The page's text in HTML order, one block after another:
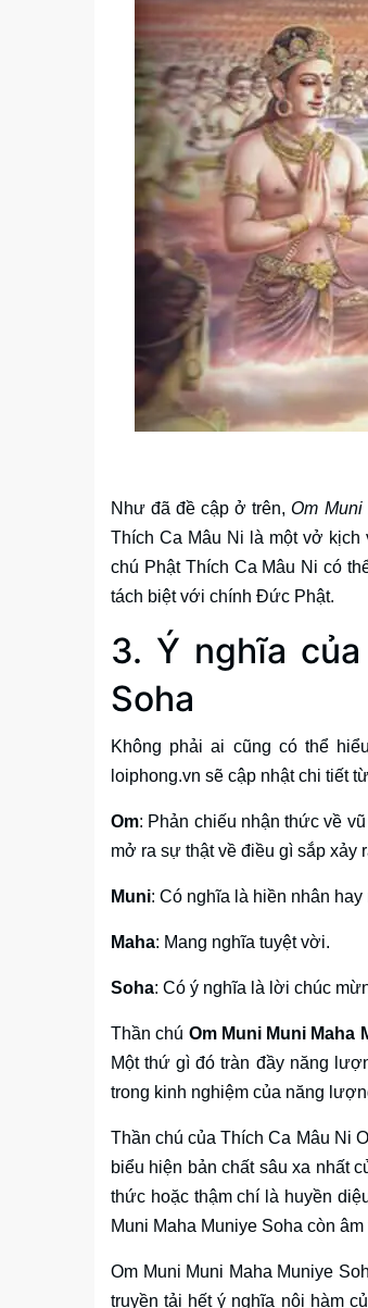
Như đã đề cập ở trên,Om Muni
Thích Ca Mâu Ni là một vở kịch
chú Phật Thích Ca Mâu Ni có
tách biệt với chính Đức Phật.
3. Ý nghĩa
Soha
Không phải ai cũng có thể
loiphong.vn sẽ cập nhật chi tiết
Om: Phản chiếu nhận thức về
mở ra sự thật về điều gì sắp xảy
Muni: Có nghĩa là hiền nhân
Maha: Mang nghĩa tuyệt vời.
Soha: Có ý nghĩa là lời chúc
Thần chú Om Muni Muni Maha
Một thứ gì đó tràn đầy năng
trong kinh nghiệm của năng
Thần chú của Thích Ca Mâu Ni
biểu hiện bản chất sâu xa nhất
thức hoặc thậm chí là huyền
Muni Maha Muniye Soha còn
Om Muni Muni Maha Muniye
truyền tải hết ý nghĩa nội hàm